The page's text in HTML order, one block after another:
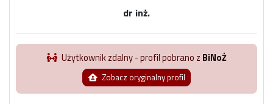
dr inż.
Użytkownik zdalny - profil pobrano z BiNoŻ
Zobacz oryginalny profil